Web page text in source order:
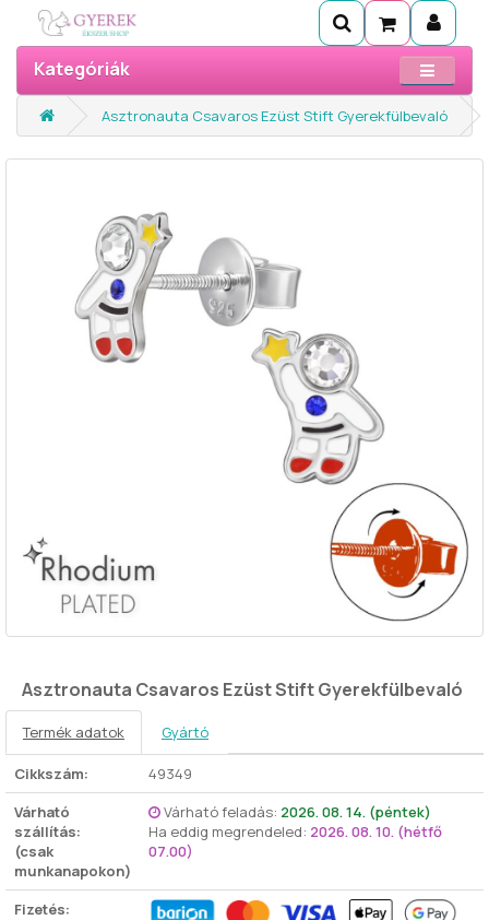
Kategóriák
Asztronauta Csavaros Ezüst Stift Gyerekfülbevaló
Asztronauta Csavaros Ezüst Stift Gyerekfülbevaló
Termék adatok Gyártó
Cikkszám:
49349
Várható
szállítás:
(csak
munkanapokon)
Várható feladás: 2026. 08. 14. (péntek)
Ha eddig megrendeled: 2026. 08. 10. (hétfő
07.00)
Fizetés: